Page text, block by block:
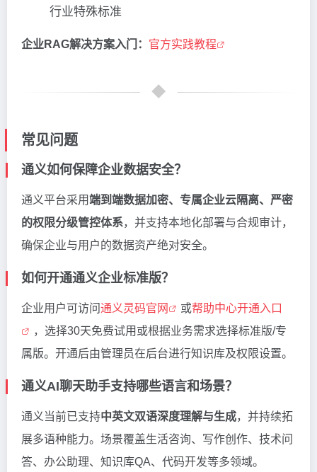
行业特殊标准
企业RAG解决方案入门： 官方实践教程
常见问题
通义如何保障企业数据安全？
通义平台采用端到端数据加密、专属企业云隔离、严密
的权限分级管控体系，并支持本地化部署与合规审计，
确保企业与用户的数据资产绝对安全。
如何开通通义企业标准版？
企业用户可访问通义灵码官网 或帮助中心开通入口
，选择30天免费试用或根据业务需求选择标准版/专
属版。开通后由管理员在后台进行知识库及权限设置。
通义AI聊天助手支持哪些语言和场景？
通义当前已支持中英文双语深度理解与生成，并持续拓
展多语种能力。场景覆盖生活咨询、写作创作、技术问
答、办公助理、知识库QA、代码开发等多领域。